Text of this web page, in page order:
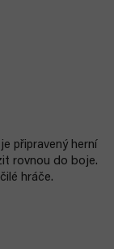
připravený herní
rovnou do boje.
hráče.